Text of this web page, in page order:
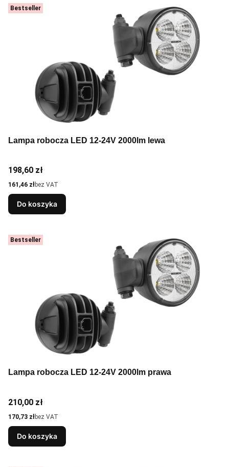
Bestseller
Lampa robocza LED 12-24V 2000lm lewa
Cena
198,60 zł
Cena
161,46 złbez VAT
Do koszyka
Bestseller
Lampa robocza LED 12-24V 2000lm prawa
Cena
210,00 zł
Cena
170,73 złbez VAT
Do koszyka